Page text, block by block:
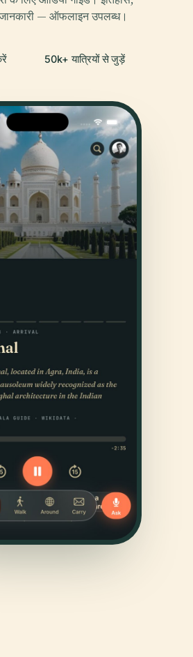
— ऑफलाइन उपलब्ध।
50k+ यात्रियों से जुड़ें